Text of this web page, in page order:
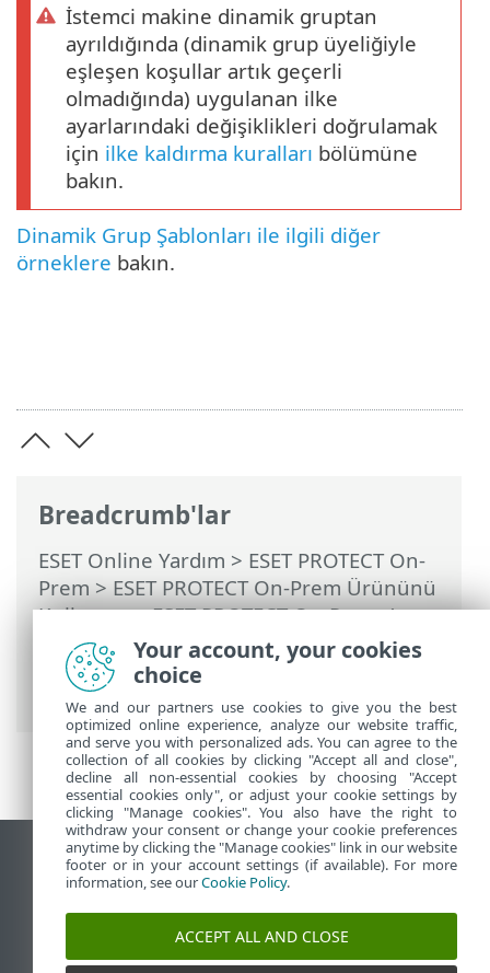
Breadcrumb'lar
ESET Online Yardım > ESET PROTECT On-
Prem > ESET PROTECT On-Prem Ürününü
Kullanma>ESET PROTECT On-Prem Ana
Menü> Daha Fazla >Dinamik Grup
Şablonları > ESET PROTECT On-Prem
Ürünü nasıl otomatikleştirilir?
İstemci makine dinamik gruptan
ayrıldığında (dinamik grup üyeliğiyle
eşleşen koşullar artık geçerli
olmadığında) uygulanan ilke
ayarlarındaki değişiklikleri doğrulamak
için ilke kaldırma kuralları bölümüne
bakın.
Dinamik Grup Şablonları ile ilgili diğer
örneklere bakın.
Masaüstü sitesini görüntüle
End of Life
ESET Bilgi Bankası
Your account, your cookies
choice
We and our partners use cookies to give you the best
optimized online experience, analyze our website traffic,
and serve you with personalized ads. You can agree to the
collection of all cookies by clicking "Accept all and close",
decline all non-essential cookies by choosing "Accept
essential cookies only", or adjust your cookie settings by
clicking "Manage cookies". You also have the right to
withdraw your consent or change your cookie preferences
anytime by clicking the "Manage cookies" link in our website
footer or in your account settings (if available). For more
information, see ourCookie Policy.
ACCEPT ALL AND CLOSE